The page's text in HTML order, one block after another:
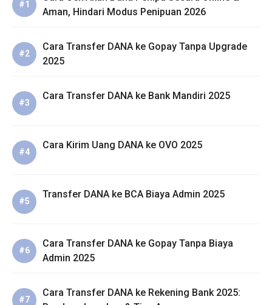
Aman, Hindari Modus Penipuan 2026
Cara Transfer DANA ke Gopay Tanpa Upgrade
2025
Cara Transfer DANA ke Bank Mandiri 2025
Cara Kirim Uang DANA ke OVO 2025
Transfer DANA ke BCA Biaya Admin 2025
Cara Transfer DANA ke Gopay Tanpa Biaya
Admin 2025
Cara Transfer DANA ke Rekening Bank 2025: